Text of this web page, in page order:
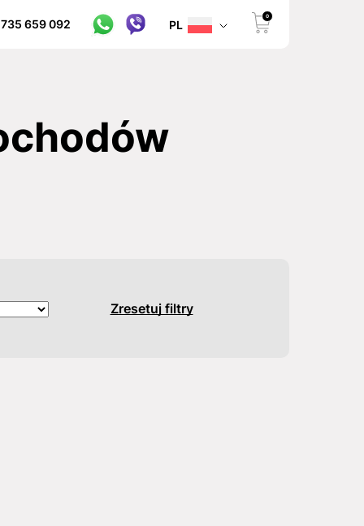
659 092 PL
0
Zresetuj filtry